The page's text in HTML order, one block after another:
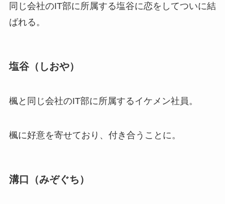
同じ会社のIT部に所属する塩谷に恋をしてついに結
ばれる。
塩谷（しおや）
楓と同じ会社のIT部に所属するイケメン社員。
楓に好意を寄せており、付き合うことに。
溝口（みぞぐち）